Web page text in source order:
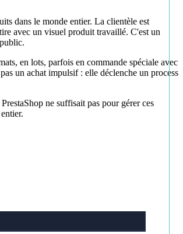
dans le monde entier. La clientèle est
avec un visuel produit travaillé. C'est un
en lots, parfois en commande spéciale avec
un achat impulsif : elle déclenche un process
ne suffisait pas pour gérer ces